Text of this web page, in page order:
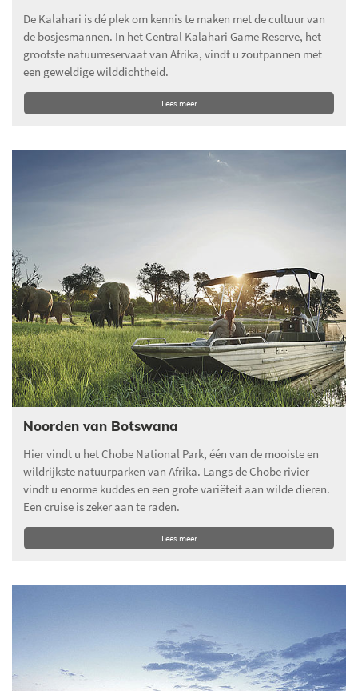
De Kalahari is dé plek om kennis te maken met de cultuur van
de bosjesmannen. In het Central Kalahari Game Reserve, het
grootste natuurreservaat van Afrika, vindt u zoutpannen met
een geweldige wilddichtheid.
Lees meer
Noorden van Botswana
Hier vindt u het Chobe National Park, één van de mooiste en
wildrijkste natuurparken van Afrika. Langs de Chobe rivier
vindt u enorme kuddes en een grote variëteit aan wilde dieren.
Een cruise is zeker aan te raden.
Lees meer